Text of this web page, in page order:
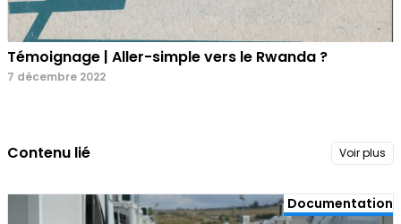
Témoignage | Aller-simple vers le Rwanda ?
7 décembre 2022
Contenu lié Voir plus
Documentation